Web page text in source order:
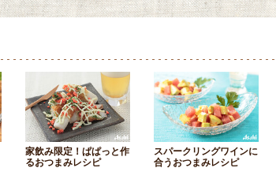
家飲み限定！ぱぱっと作
るおつまみレシピ
スパークリングワインに
合うおつまみレシピ